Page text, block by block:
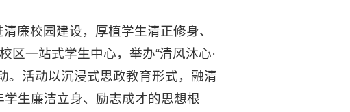
廉校园建设，厚植学生清正修身、
区一站式学生中心，举办“清风沐心·
。活动以沉浸式思政教育形式，融清
生廉洁立身、励志成才的思想根